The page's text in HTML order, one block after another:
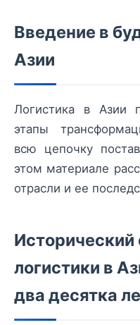
Введение в
Азии
Логистика в Азии
этапы
всю цепочку
этом материале
отрасли и ее
Исторический
логистики в
два десятка